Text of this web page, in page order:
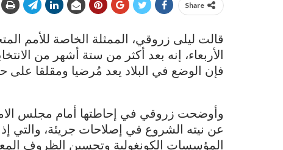
Share
قالت ليلى زروقي، الممثلة الخاصة للأمم
فإن الوضع في البلاد يعد مُرضيا ومقلقا على
وأوضحت زروقي في إحاطتها أمام مجلس
عن نيته الشروع في إصلاحات جريئة، والتي
المؤسسات الكونغولية وتحسين الظروف